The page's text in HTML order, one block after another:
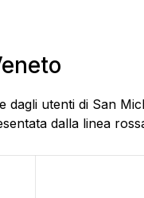
utenti di San
dalla linea